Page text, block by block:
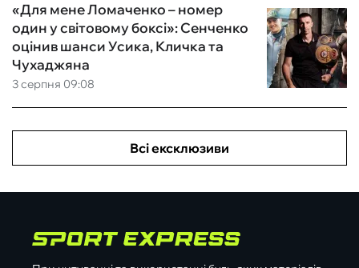
3 серпня 09:08
«Для мене Ломаченко – номер
один у світовому боксі»: Сенченко
оцінив шанси Усика, Кличка та
Чухаджяна
Всі ексклюзиви